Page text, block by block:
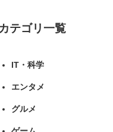
カテゴリ一覧
IT・科学
エンタメ
グルメ